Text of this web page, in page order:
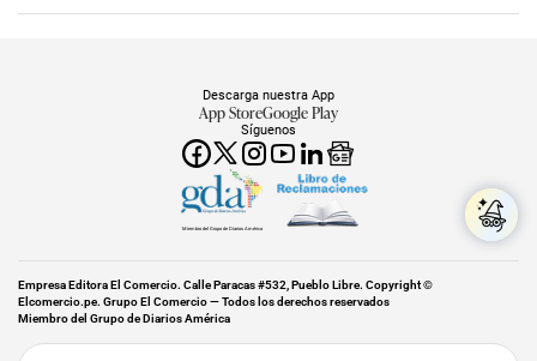
Síguenos
Descarga nuestra App
App StoreGoogle Play
Miembro del Grupo de Diarios América
Empresa Editora El Comercio. Calle Paracas #532, Pueblo Libre. Copyright ©
Elcomercio.pe. Grupo El Comercio — Todos los derechos reservados
Miembro del Grupo de Diarios América